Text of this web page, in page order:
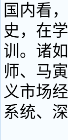
国内看
史，在
训。诸
师、马
义市场
系统、